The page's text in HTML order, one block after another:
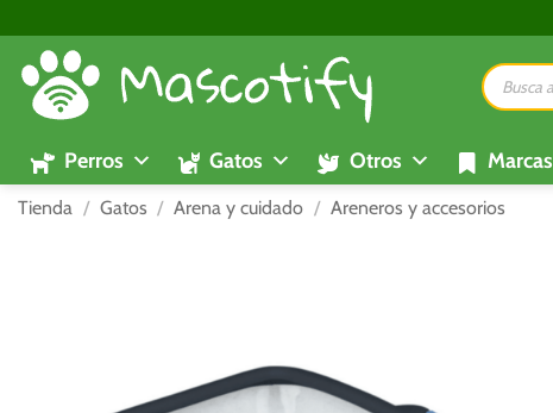
al
contenido
Búsqueda
de
productos
Perros Gatos Otros Marcas
Tienda / Gatos / Arena y cuidado / Areneros y accesorios